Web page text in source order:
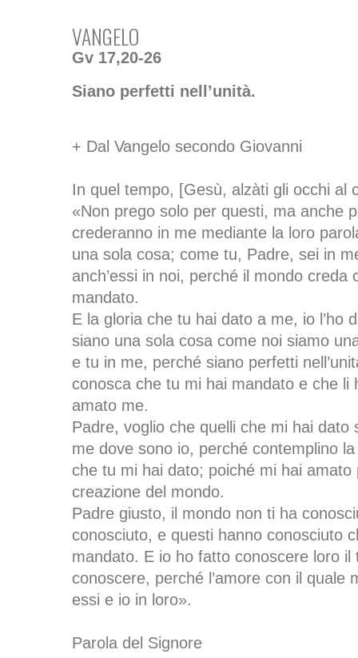
VANGELO
Gv 17,20-26
Siano perfetti nell’unità.
+ Dal Vangelo secondo Giovanni
In quel tempo, [Gesù, alzàti gli occhi al
«Non prego solo per questi, ma anche
crederanno in me mediante la loro
una sola cosa; come tu, Padre, sei in
anch’essi in noi, perché il mondo creda
mandato.
E la gloria che tu hai dato a me, io l’ho
siano una sola cosa come noi siamo
e tu in me, perché siano perfetti
conosca che tu mi hai mandato e che li
amato me.
Padre, voglio che quelli che mi hai dato
me dove sono io, perché contemplino
che tu mi hai dato; poiché mi hai amato
creazione del mondo.
Padre giusto, il mondo non ti ha
conosciuto, e questi hanno conosciuto
mandato. E io ho fatto conoscere loro il
conoscere, perché l’amore con il quale
essi e io in loro».
Parola del Signore